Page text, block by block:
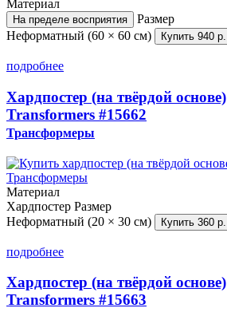
Материал
На пределе восприятия
Размер
Неформатный (60 × 60 см)
Купить 940 р.
подробнее
Хардпостер (на твёрдой основе)
Transformers #15662
Трансформеры
Материал
Хардпостер Размер
Неформатный (20 × 30 см)
Купить 360 р.
подробнее
Хардпостер (на твёрдой основе)
Transformers #15663